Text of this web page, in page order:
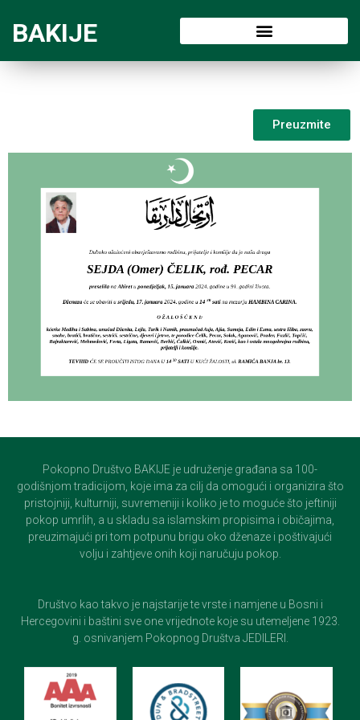
BAKIJE
Preuzmite
Pokopno Društvo BAKIJE je udruženje građana sa 100-
godišnjom tradicijom, koje ima za cilj da omogući i organizira što
pristojniji, kulturniji, suvremeniji i koliko je to moguće što jeftiniji
pokop umrlih, a u skladu sa islamskim propisima i običajima,
preuzimajući pri tom potpunu brigu oko dženaze i poštivajući
volju i zahtjeve onih koji naručuju pokop.
Društvo kao takvo je najstarije te vrste i namjene u Bosni i
Hercegovini i baštini sve one vrijednote koje su utemeljene 1923.
g. osnivanjem Pokopnog Društva JEDILERI.